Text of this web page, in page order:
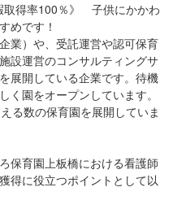
取得率100％》 子供にかかわ
めです！
業）や、受託運営や認可保育
設運営のコンサルティングサ
展開している企業です。待機
く園をオープンしています。
る数の保育園を展開していま
保育園上板橋における看護師
得に役立つポイントとして以